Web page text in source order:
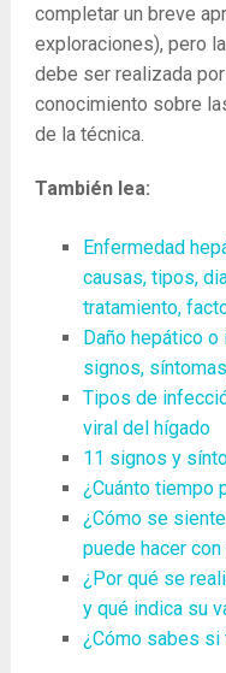
completar un breve
exploraciones), pero
debe ser realizada
conocimiento sobre
de la técnica.
También lea:
Enfermedad
causas, tipos,
tratamiento,
Daño hepático
signos,
Tipos de
viral del hígado
11 signos y
¿Cuánto tiempo
¿Cómo se
puede hacer
¿Por qué se
y qué indica su
¿Cómo sabes si